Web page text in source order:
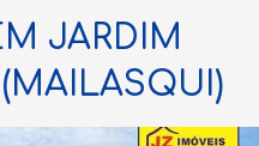
JARDIM